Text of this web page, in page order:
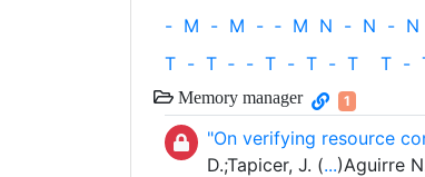
- M - M - ‐ M N - N - N
T - T ‐ - T - T - T T -
Memory manager 1
"On verifying resource
D.;Tapicer, J. (...)Aguirre